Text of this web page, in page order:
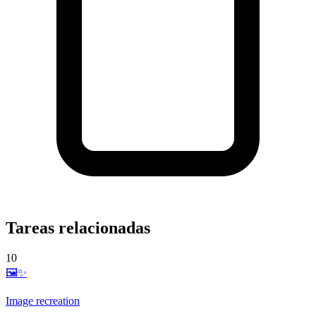
Tareas relacionadas
10
🖼️✨
Image recreation